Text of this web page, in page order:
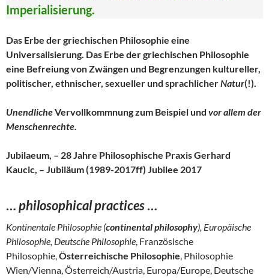
Imperialisierung.
Das Erbe der griechischen Philosophie eine
Universalisierung. Das Erbe der griechischen Philosophie
eine Befreiung von Zwängen und Begrenzungen kultureller,
politischer, ethnischer, sexueller und sprachlicherNatur(!).
UnendlicheVervollkommnung zum Beispiel und vor allem der
Menschenrechte.
Jubilaeum, – 28 Jahre Philosophische Praxis Gerhard
Kaucic, – Jubiläum (1989-2017ff) Jubilee 2017
…philosophical practices…
Kontinentale Philosophie (continental philosophy), Europäische
Philosophie, Deutsche Philosophie, Französische
Philosophie,Österreichische Philosophie, Philosophie
Wien/Vienna, Österreich/Austria, Europa/Europe, Deutsche